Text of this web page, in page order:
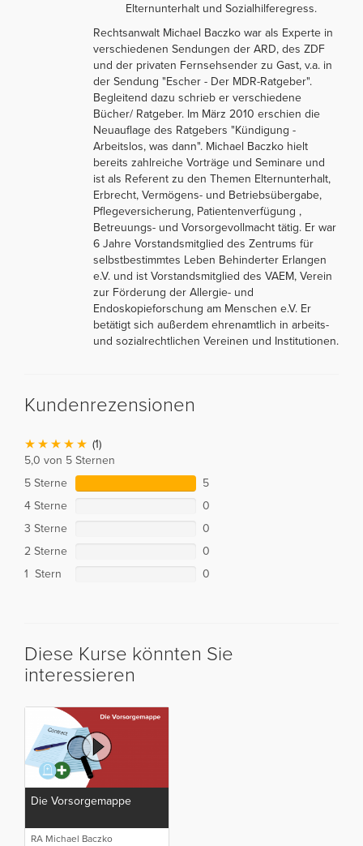
Elternunterhalt und Sozialhilferegress.
Rechtsanwalt Michael Baczko war als Experte in
verschiedenen Sendungen der ARD, des ZDF
und der privaten Fernsehsender zu Gast, v.a. in
der Sendung "Escher - Der MDR-Ratgeber".
Begleitend dazu schrieb er verschiedene
Bücher/ Ratgeber. Im März 2010 erschien die
Neuauflage des Ratgebers "Kündigung -
Arbeitslos, was dann". Michael Baczko hielt
bereits zahlreiche Vorträge und Seminare und
ist als Referent zu den Themen Elternunterhalt,
Erbrecht, Vermögens- und Betriebsübergabe,
Pflegeversicherung, Patientenverfügung ,
Betreuungs- und Vorsorgevollmacht tätig. Er war
6 Jahre Vorstandsmitglied des Zentrums für
selbstbestimmtes Leben Behinderter Erlangen
e.V. und ist Vorstandsmitglied des VAEM, Verein
zur Förderung der Allergie- und
Endoskopieforschung am Menschen e.V. Er
betätigt sich außerdem ehrenamtlich in arbeits-
und sozialrechtlichen Vereinen und Institutionen.
Kundenrezensionen
(1)
5,0 von 5 Sternen
5 Sterne
5
4 Sterne
0
3 Sterne
0
2 Sterne
0
1 Stern
0
Diese Kurse könnten Sie
interessieren
Die Vorsorgemappe
RA Michael Baczko